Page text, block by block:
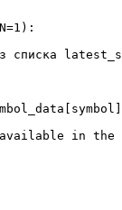
списка
in the